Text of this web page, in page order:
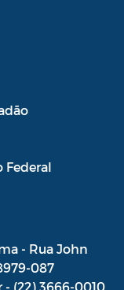
Federal
- Rua John
087
(22) 3666-0010